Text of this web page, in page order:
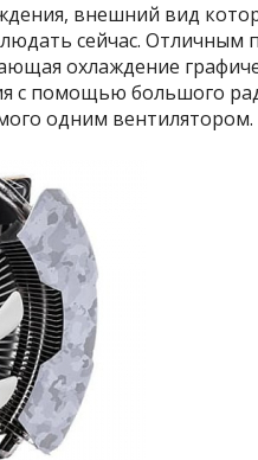
внешний вид
сейчас. Отличным
охлаждение
с помощью большого
одним вентилятором.